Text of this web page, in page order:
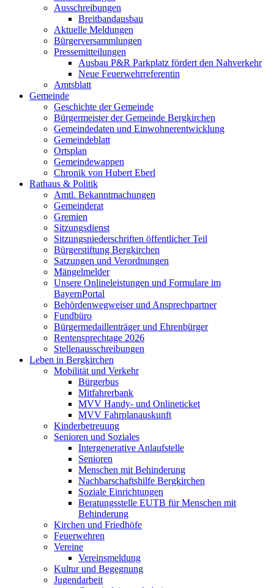
Ausschreibungen
Breitbandausbau
Aktuelle Meldungen
Bürgerversammlungen
Pressemitteilungen
Ausbau P&R Parkplatz fördert den Nahverkehr
Neue Feuerwehrreferentin
Amtsblatt
Gemeinde
Geschichte der Gemeinde
Bürgermeister der Gemeinde Bergkirchen
Gemeindedaten und Einwohnerentwicklung
Gemeindeblatt
Ortsplan
Gemeindewappen
Chronik von Hubert Eberl
Rathaus & Politik
Amtl. Bekanntmachungen
Gemeinderat
Gremien
Sitzungsdienst
Sitzungsniederschriften öffentlicher Teil
Bürgerstiftung Bergkirchen
Satzungen und Verordnungen
Mängelmelder
Unsere Onlineleistungen und Formulare im
BayernPortal
Behördenwegweiser und Ansprechpartner
Fundbüro
Bürgermedaillenträger und Ehrenbürger
Rentensprechtage 2026
Stellenausschreibungen
Leben in Bergkirchen
Mobilität und Verkehr
Bürgerbus
Mitfahrerbank
MVV Handy- und Onlineticket
MVV Fahrplanauskunft
Kinderbetreuung
Senioren und Soziales
Intergenerative Anlaufstelle
Senioren
Menschen mit Behinderung
Nachbarschaftshilfe Bergkirchen
Soziale Einrichtungen
Beratungsstelle EUTB für Menschen mit
Behinderung
Kirchen und Friedhöfe
Feuerwehren
Vereine
Vereinsmeldung
Kultur und Begegnung
Jugendarbeit